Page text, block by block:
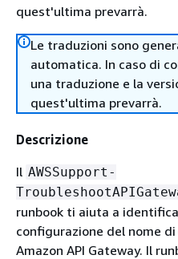
quest'ultima prevarrà.
Le traduzioni sono
automatica. In caso di
una traduzione e la
quest'ultima prevarrà.
Descrizione
Il AWSSupport-
runbook ti aiuta a
configurazione del nome
Amazon API Gateway. Il